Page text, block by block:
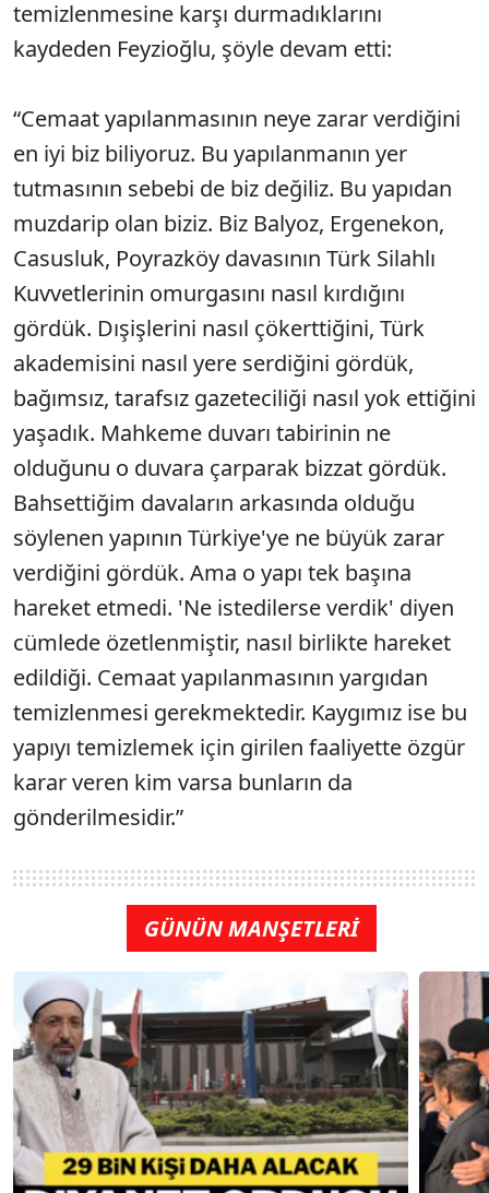
temizlenmesine karşı durmadıklarını
kaydeden Feyzioğlu, şöyle devam etti:
“Cemaat yapılanmasının neye zarar verdiğini
en iyi biz biliyoruz. Bu yapılanmanın yer
tutmasının sebebi de biz değiliz. Bu yapıdan
muzdarip olan biziz. Biz Balyoz, Ergenekon,
Casusluk, Poyrazköy davasının Türk Silahlı
Kuvvetlerinin omurgasını nasıl kırdığını
gördük. Dışişlerini nasıl çökerttiğini, Türk
akademisini nasıl yere serdiğini gördük,
bağımsız, tarafsız gazeteciliği nasıl yok ettiğini
yaşadık. Mahkeme duvarı tabirinin ne
olduğunu o duvara çarparak bizzat gördük.
Bahsettiğim davaların arkasında olduğu
söylenen yapının Türkiye'ye ne büyük zarar
verdiğini gördük. Ama o yapı tek başına
hareket etmedi. 'Ne istedilerse verdik' diyen
cümlede özetlenmiştir, nasıl birlikte hareket
edildiği. Cemaat yapılanmasının yargıdan
temizlenmesi gerekmektedir. Kaygımız ise bu
yapıyı temizlemek için girilen faaliyette özgür
karar veren kim varsa bunların da
gönderilmesidir.”
GÜNÜN MANŞETLERİ